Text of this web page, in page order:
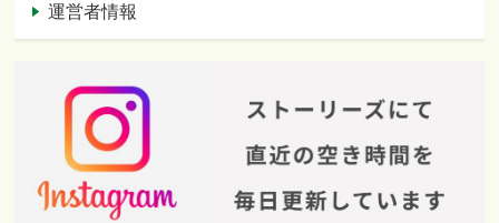
運営者情報